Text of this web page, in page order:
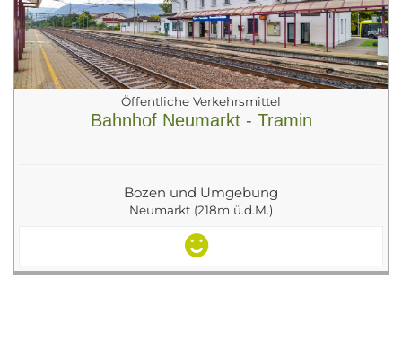
Öffentliche Verkehrsmittel
Bahnhof Neumarkt - Tramin
Bozen und Umgebung
Neumarkt (218m ü.d.M.)